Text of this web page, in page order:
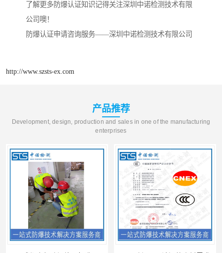
了解更多防爆认证知识记得关注深圳中诺检测技术有限
公司噢！
防爆认证申请咨询服务——深圳中诺检测技术有限公司
http://www.szsts-ex.com
产品推荐
Development, design, production and sales in one of the manufacturing
enterprises